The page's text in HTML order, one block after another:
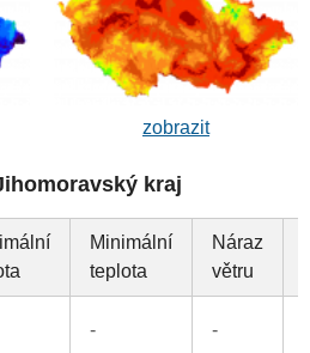
zobrazit
kraj
Minimální
teplota
Náraz
větru
- -